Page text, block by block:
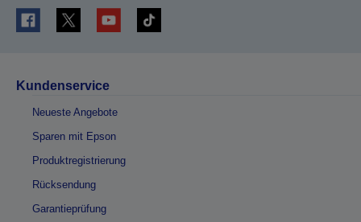
Kundenservice
Neueste Angebote
Sparen mit Epson
Produktregistrierung
Rücksendung
Garantieprüfung